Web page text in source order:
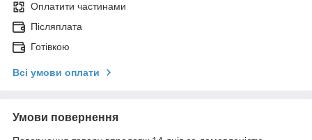
Оплатити частинами
Післяплата
Готівкою
Всі умови оплати
Умови повернення